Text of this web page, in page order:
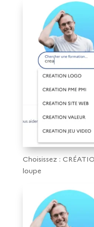
Choisissez :
loupe